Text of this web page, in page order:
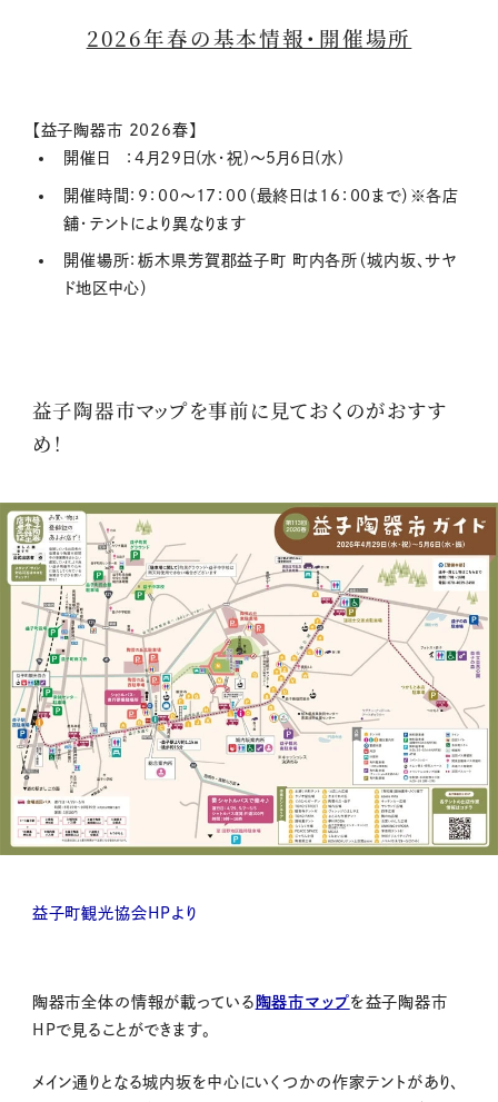
2026年春の基本情報・開催場所
【益子陶器市 2026春】
開催日 ：4月29日(水・祝)～5月6日(水)
開催時間：9：00～17：00（最終日は16：00まで）※各店
舗・テントにより異なります
開催場所：栃木県芳賀郡益子町 町内各所（城内坂、サヤ
ド地区中心）
益子陶器市マップを事前に見ておくのがおすす
め！
益子町観光協会HPより
陶器市全体の情報が載っている 陶器市マップを益子陶器市
HPで見ることができます。
メイン通りとなる城内坂を中心にいくつかの作家テントがあり、